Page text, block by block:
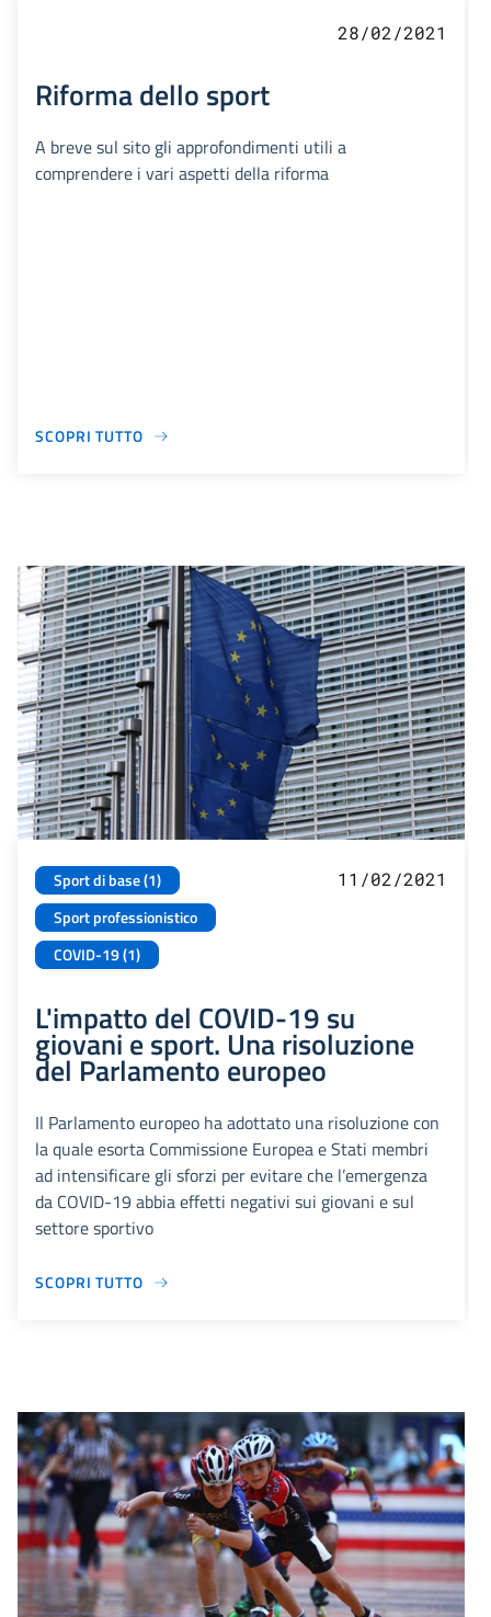
28/02/2021
Riforma dello sport
A breve sul sito gli approfondimenti utili a
comprendere i vari aspetti della riforma
SCOPRI TUTTO
Sport di base (1)
Sport professionistico
COVID-19 (1)
11/02/2021
L'impatto del COVID-19 su
giovani e sport. Una risoluzione
del Parlamento europeo
Il Parlamento europeo ha adottato una risoluzione con
la quale esorta Commissione Europea e Stati membri
ad intensificare gli sforzi per evitare che l’emergenza
da COVID-19 abbia effetti negativi sui giovani e sul
settore sportivo
SCOPRI TUTTO